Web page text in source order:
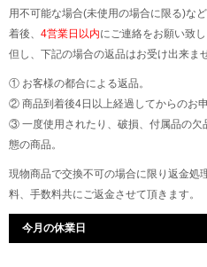
用不可能な場合(未使用の場合に限る)な
着後、 4営業日以内にご連絡をお願い致し
但し、下記の場合の返品はお受け出来ま
① お客様の都合による返品。
② 商品到着後4日以上経過してからのお申
③ 一度使用されたり、破損、付属品の欠
態の商品。
現物商品で交換不可の場合に限り返金処
料、手数料共にご返金させて頂きます。
今月の休業日